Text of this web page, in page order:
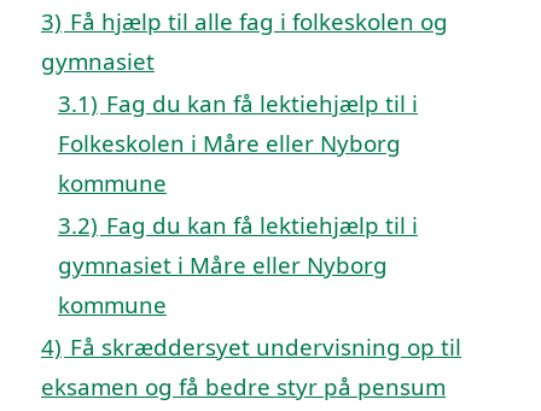
3) Få hjælp til alle fag i folkeskolen og
gymnasiet
3.1) Fag du kan få lektiehjælp til i
Folkeskolen i Måre eller Nyborg
kommune
3.2) Fag du kan få lektiehjælp til i
gymnasiet i Måre eller Nyborg
kommune
4) Få skræddersyet undervisning op til
eksamen og få bedre styr på pensum